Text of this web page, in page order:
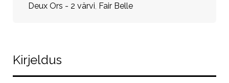
Deux Ors - 2 värvi, Fair Belle
Kirjeldus